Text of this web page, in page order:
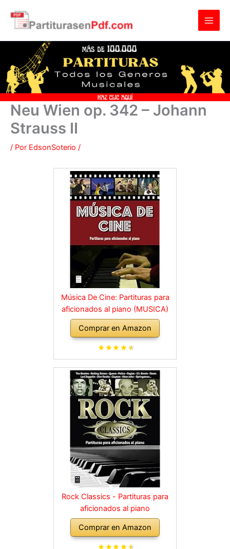
contenido
Neu Wien op. 342 – Johann
Strauss II
/ Por EdsonSoterio /
Música De Cine: Partituras para
aficionados al piano (MUSICA)
Comprar en Amazon
Rock Classics - Partituras para
aficionados al piano
Comprar en Amazon